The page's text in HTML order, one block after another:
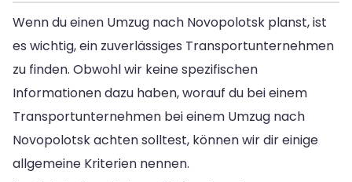
Wenn du einen Umzug nach Novopolotsk planst, ist
es wichtig, ein zuverlässiges Transportunternehmen
zu finden. Obwohl wir keine spezifischen
Informationen dazu haben, worauf du bei einem
Transportunternehmen bei einem Umzug nach
Novopolotsk achten solltest, können wir dir einige
allgemeine Kriterien nennen.